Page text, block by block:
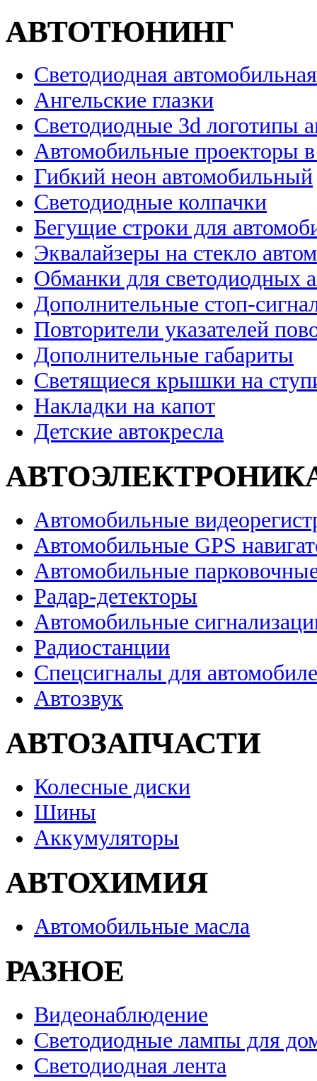
АВТОТЮНИНГ
Светодиодная
Ангельские глазки
Светодиодные 3d логотипы
Автомобильные проекторы
Гибкий неон автомобильный
Светодиодные колпачки
Бегущие строки для
Эквалайзеры на стекло
Обманки для светодиодных
Дополнительные стоп-
Повторители указателей
Дополнительные габариты
Светящиеся крышки на
Накладки на капот
Детские автокресла
Автомобильные
Автомобильные GPS
Автомобильные
Радар-детекторы
Автомобильные
Радиостанции
Спецсигналы для
Автозвук
АВТОЗАПЧАСТИ
Колесные диски
Шины
Аккумуляторы
АВТОХИМИЯ
Автомобильные масла
РАЗНОЕ
Видеонаблюдение
Светодиодные лампы для
Светодиодная лента